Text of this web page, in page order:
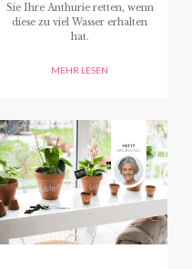
Sie Ihre Anthurie retten, wenn
diese zu viel Wasser erhalten
hat.
MEHR LESEN